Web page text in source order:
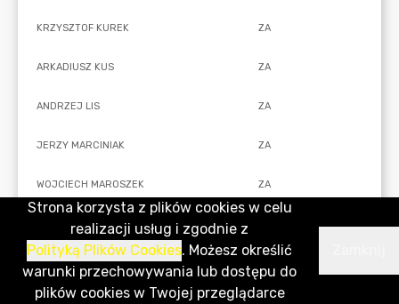
Strona korzysta z plików cookies w celu
realizacji usług i zgodnie z
Polityką Plików Cookies. Możesz określić
warunki przechowywania lub dostępu do
plików cookies w Twojej przeglądarce